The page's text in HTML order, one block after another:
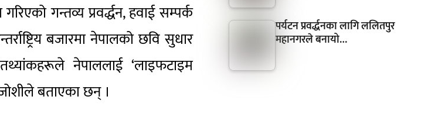
गन्तव्य प्रवर्द्धन, हवाई सम्पर्क
बजारमा नेपालको छवि सुधार
नेपाललाई ‘लाइफटाइम
बताएका छन् ।
पर्यटन प्रवर्द्धनका लागि ललितपुर
महानगरले बनायो…